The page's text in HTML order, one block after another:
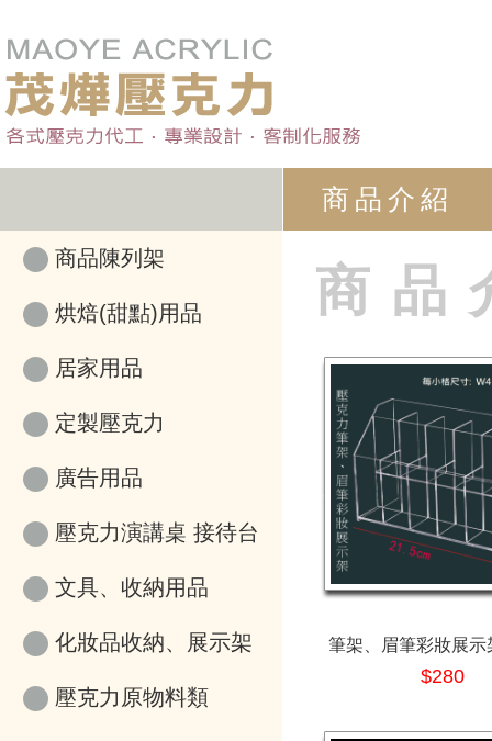
商品介紹
商品陳列架
烘焙(甜點)用品
居家用品
定製壓克力
廣告用品
壓克力演講桌 接待台
文具、收納用品
化妝品收納、展示架
壓克力原物料類
商品
筆架、眉筆彩妝展示
$280